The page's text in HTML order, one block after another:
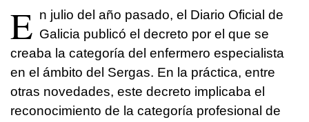
E n julio del año pasado, el Diario Oficial de
Galicia publicó el decreto por el que se
creaba la categoría del enfermero especialista
en el ámbito del Sergas. En la práctica, entre
otras novedades, este decreto implicaba el
reconocimiento de la categoría profesional de